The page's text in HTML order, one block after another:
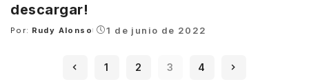
descargar!
Posted
Por: Rudy Alonso 1 de junio de 2022
1 2 3 4